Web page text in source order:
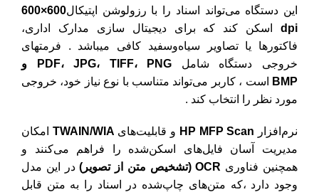
این دستگاه می‌تواند اسناد را با رزولوشن اپتیکال
600×600
dpi اسکن کند که برای دیجیتال سازی مدارک اداری،
فاکتورها یا تصاویر سیاه‌وسفید کافی میباشد . فرمتهای
خروجی دستگاه شامل
PDF، JPG، TIFF، PNG و
BMP
است ، کاربر می‌تواند متناسب با نوع نیاز خود، خروجی
مورد نظر را انتخاب کند .
نرم‌افزار HP MFP Scan و قابلیت‌های TWAIN/WIA امکان
مدیریت آسان فایل‌های اسکن‌شده را فراهم می‌کنند و
همچنین فناوری OCR (تشخیص متن از تصویر)
در این مدل
وجود دارد ،که متن‌های چاپ‌شده در اسناد را به متن قابل